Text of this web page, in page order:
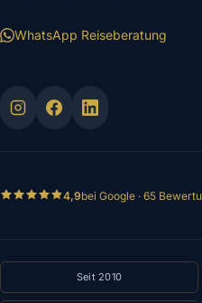
WhatsApp Reiseberatung
4,9bei Google · 65
Seit 2010